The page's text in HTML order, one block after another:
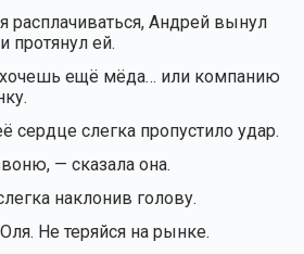
расплачиваться, Андрей вынул
протянул ей.
ещё мёда… или компанию
сердце слегка пропустило удар.
— сказала она.
наклонив голову.
Не теряйся на рынке.